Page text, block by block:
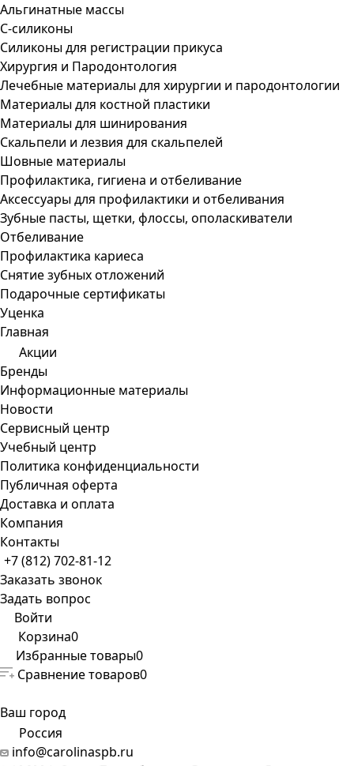
Альгинатные массы
С-силиконы
Силиконы для регистрации прикуса
Хирургия и Пародонтология
Лечебные материалы для хирургии и пародонтологии
Материалы для костной пластики
Материалы для шинирования
Скальпели и лезвия для скальпелей
Шовные материалы
Профилактика, гигиена и отбеливание
Аксессуары для профилактики и отбеливания
Зубные пасты, щетки, флоссы, ополаскиватели
Отбеливание
Профилактика кариеса
Снятие зубных отложений
Подарочные сертификаты
Уценка
Главная
Акции
Бренды
Информационные материалы
Новости
Сервисный центр
Учебный центр
Политика конфиденциальности
Публичная оферта
Доставка и оплата
Компания
Контакты
+7 (812) 702-81-12
Заказать звонок
Задать вопрос
Войти
Корзина0
Избранные товары0
Сравнение товаров0
Ваш город
Россия
info@carolinaspb.ru